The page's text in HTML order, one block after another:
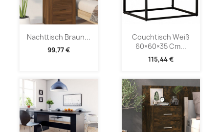
Nachttisch Braun...
99,77 €
Couchtisch Weiß
60×60×35 Cm...
115,44 €